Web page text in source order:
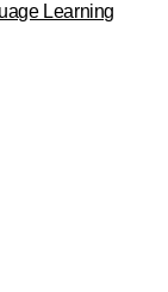
Learning